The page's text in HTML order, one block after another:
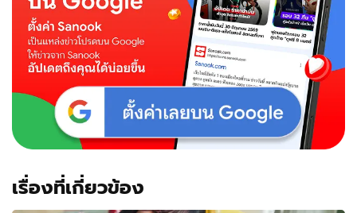
สามารถ
ครบ
เครื่อง
เรื่องที่เกี่ยวข้อง